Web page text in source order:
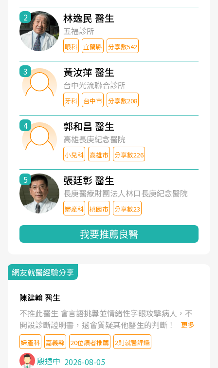
2 林逸民 醫生
五福診所
眼科 宜蘭縣 分享數542
3 黃汝萍 醫生
台中光流聯合診所
牙科 台中市 分享數208
4 郭和昌 醫生
高雄長庚紀念醫院
小兒科 高雄市 分享數226
5 張廷彰 醫生
長庚醫療財團法人林口長庚紀念醫院
婦產科 桃園市 分享數23
我要推薦良醫
網友就醫經驗分享
陳建翰 醫生
不推此醫生 會言語挑釁並情緒性字眼攻擊病人，不
開設診斷證明書，還會質疑其他醫生的判斷！
更多
婦產科 嘉義縣 20位讀者推薦 2則就醫評鑑
殷迺中 2026-08-05